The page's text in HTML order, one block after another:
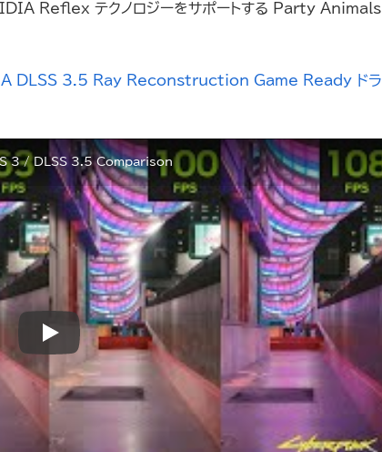
Reflex テクノロジーをサポートする Party Animals
DLSS 3.5 Ray Reconstruction Game Ready ドラ
3 / DLSS 3.5 Comparison